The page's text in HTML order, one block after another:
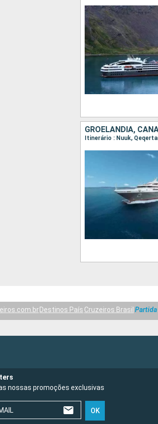
GROELÂNDIA,
Destinos País Cruzeiros Brasil
nossas promoções exclusivas
OK